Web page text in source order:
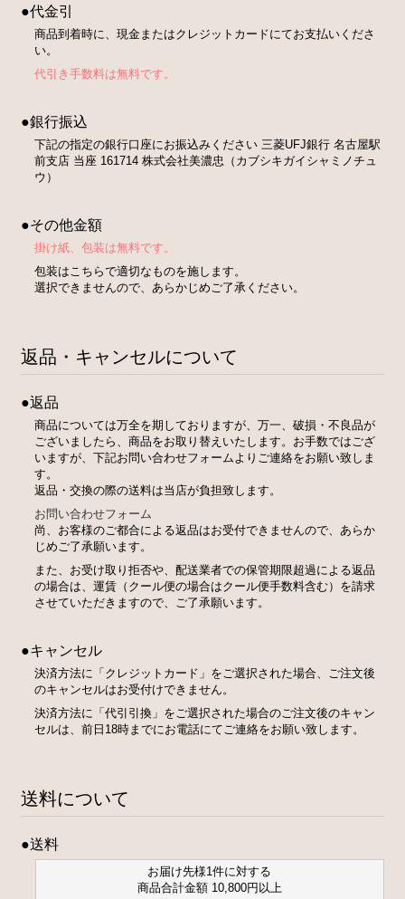
●代金引
商品到着時に、現金またはクレジットカードにてお支払いくださ
い。
代引き手数料は無料です。
●銀行振込
下記の指定の銀行口座にお振込みください 三菱UFJ銀行 名古屋駅
前支店 当座 161714 株式会社美濃忠（カブシキガイシャミノチュ
ウ）
●その他金額
掛け紙、包装は無料です。
包装はこちらで適切なものを施します。
選択できませんので、あらかじめご了承ください。
返品・キャンセルについて
●返品
商品については万全を期しておりますが、万一、破損・不良品が
ございましたら、商品をお取り替えいたします。お手数ではござ
いますが、下記お問い合わせフォームよりご連絡をお願い致しま
す。
返品・交換の際の送料は当店が負担致します。
お問い合わせフォーム
尚、お客様のご都合による返品はお受付できませんので、あらか
じめご了承願います。
また、お受け取り拒否や、配送業者での保管期限超過による返品
の場合は、運賃（クール便の場合はクール便手数料含む）を請求
させていただきますので、ご了承願います。
●キャンセル
決済方法に「クレジットカード」をご選択された場合、ご注文後
のキャンセルはお受付けできません。
決済方法に「代引引換」をご選択された場合のご注文後のキャン
セルは、前日18時までにお電話にてご連絡をお願い致します。
送料について
●送料
お届け先様1件に対する
商品合計金額 10,800円以上